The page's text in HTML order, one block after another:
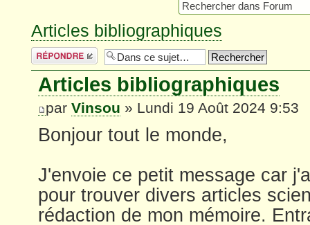
Articles bibliographiques
Répondre
Articles bibliographiques
par Vinsou » Lundi 19 Août 2024 9:53
Bonjour tout le monde,
J'envoie ce petit message car
pour trouver divers articles
rédaction de mon mémoire.